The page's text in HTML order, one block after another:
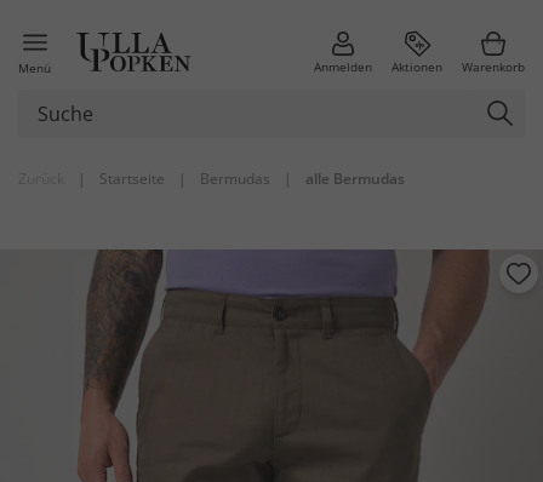
Menü Anmelden Aktionen Warenkorb
| Startseite | Bermudas | alle Bermudas